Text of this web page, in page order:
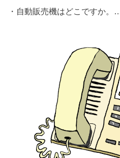
・自動販売機はどこですか。